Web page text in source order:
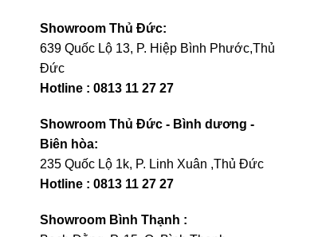
Showroom Thủ Đức:
639 Quốc Lộ 13, P. Hiệp Bình Phước,Thủ
Đức
Hotline : 0813 11 27 27
Showroom Thủ Đức - Bình dương -
Biên hòa:
235 Quốc Lộ 1k, P. Linh Xuân ,Thủ Đức
Hotline : 0813 11 27 27
Showroom Bình Thạnh :